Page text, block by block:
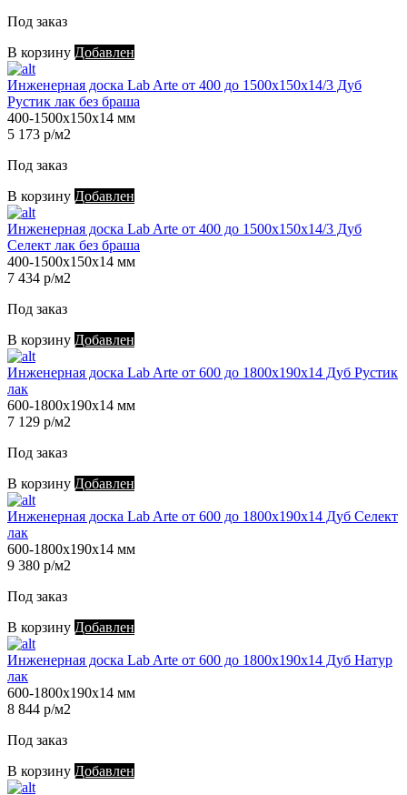
Под заказ
В корзину Добавлен
Инженерная доска Lab Arte от 400 до 1500х150х14/3 Дуб
Рустик лак без браша
400-1500х150х14 мм
5 173 р/м2
Под заказ
В корзину Добавлен
Инженерная доска Lab Arte от 400 до 1500х150х14/3 Дуб
Селект лак без браша
400-1500х150х14 мм
7 434 р/м2
Под заказ
В корзину Добавлен
Инженерная доска Lab Arte от 600 до 1800х190х14 Дуб Рустик
лак
600-1800х190х14 мм
7 129 р/м2
Под заказ
В корзину Добавлен
Инженерная доска Lab Arte от 600 до 1800х190х14 Дуб Селект
лак
600-1800х190х14 мм
9 380 р/м2
Под заказ
В корзину Добавлен
Инженерная доска Lab Arte от 600 до 1800х190х14 Дуб Натур
лак
600-1800х190х14 мм
8 844 р/м2
Под заказ
В корзину Добавлен